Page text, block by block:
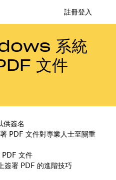
註冊登入
系統
文件
供簽名
PDF 文件對專業人士至關重
文件
署 PDF 的進階技巧